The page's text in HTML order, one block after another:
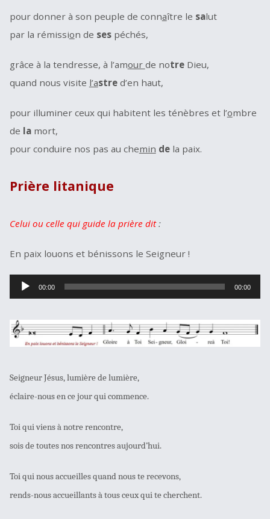
pour donner à son peuple de connaître le salut
par la rémission de sespéchés,
grâce à la tendresse, à l’amour de notreDieu,
quand nous visite l’astred’en haut,
pour illuminer ceux qui habitent les ténèbres et l’ombre
de lamort,
pour conduire nos pas au chemin dela paix.
Prière litanique
Celui ou celle qui guide la prière dit:
En paix louons et bénissons le Seigneur !
Lecteur
audio
00:00 00:00
Seigneur Jésus, lumière de lumière,
éclaire-nous en ce jour qui commence.
Toi qui viens à notre rencontre,
sois de toutes nos rencontres aujourd’hui.
Toi qui nous accueilles quand nous te recevons,
rends-nous accueillants à tous ceux qui te cherchent.